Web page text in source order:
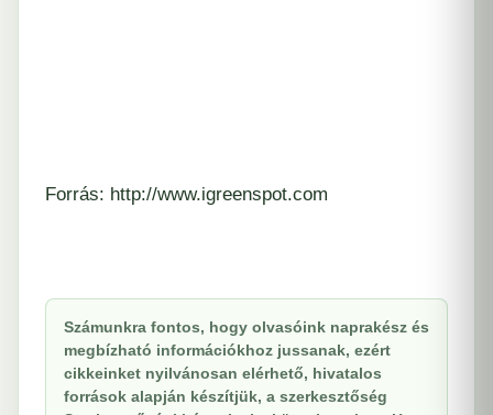
Forrás: http://www.igreenspot.com
Számunkra fontos, hogy olvasóink naprakész és
megbízható információkhoz jussanak, ezért
cikkeinket nyilvánosan elérhető, hivatalos
források alapján készítjük, a szerkesztőség